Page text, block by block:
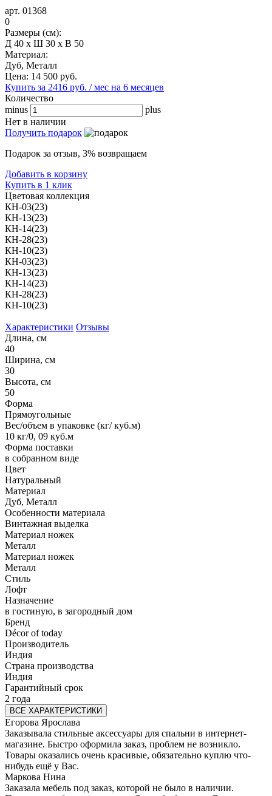
арт. 01368
0
Размеры (см):
Д 40 x Ш 30 x В 50
Материал:
Дуб, Металл
Цена: 14 500 руб.
Купить за 2416 руб. / мес на 6 месяцев
Количество
minus
plus
Нет в наличии
Получить подарок
Подарок за отзыв, 3% возвращаем
Добавить в корзину
Купить в 1 клик
Цветовая коллекция
КН-03(23)
КН-13(23)
КН-14(23)
КН-28(23)
КН-10(23)
КН-03(23)
КН-13(23)
КН-14(23)
КН-28(23)
КН-10(23)
Характеристики Отзывы
Длина, см
40
Ширина, см
30
Высота, см
50
Форма
Прямоугольные
Вес/объем в упаковке (кг/ куб.м)
10 кг/0, 09 куб.м
Форма поставки
в собранном виде
Цвет
Натуральный
Материал
Дуб, Металл
Особенности материала
Винтажная выделка
Материал ножек
Металл
Материал ножек
Металл
Стиль
Лофт
Назначение
в гостиную, в загородный дом
Бренд
Décor of today
Производитель
Индия
Страна производства
Индия
Гарантийный срок
2 года
ВСЕ ХАРАКТЕРИСТИКИ
Егорова Ярослава
Заказывала стильные аксессуары для спальни в интернет-
магазине. Быстро оформила заказ, проблем не возникло.
Товары оказались очень красивые, обязательно куплю что-
нибудь ещё у Вас.
Маркова Нина
Заказала мебель под заказ, которой не было в наличии.